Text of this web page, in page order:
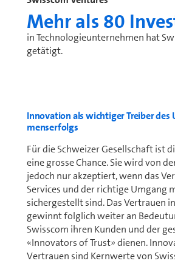
Mehr als 80
in Technologieunternehmen hat
getätigt.
Innovation als wichtiger Treiber
menserfolgs
Für die Schweizer Ge­sell­schaft ist
eine grosse Chance. Sie wird von
jedoch nur akzeptiert, wenn das
Services und der richtige Umgang
sichergestellt sind. Das Vertrauen
gewinnt folglich weiter an
Swisscom ihren Kunden und der
«Innovators of Trust» dienen.
Vertrauen sind Kernwerte von